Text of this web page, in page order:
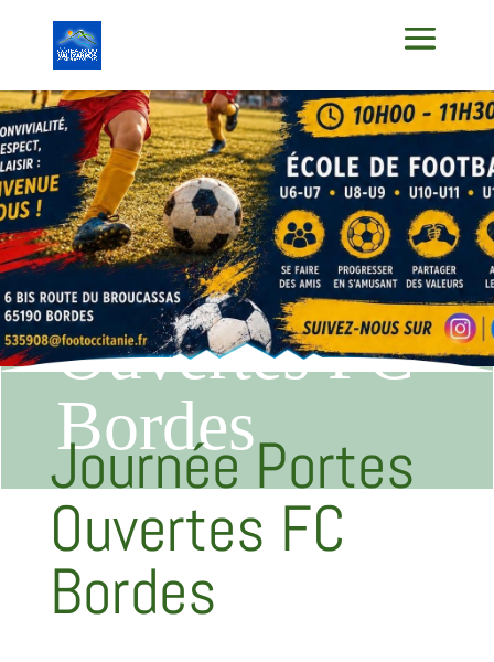
Journée
Portes
Ouvertes FC
Bordes
Journée Portes
Ouvertes FC
Bordes